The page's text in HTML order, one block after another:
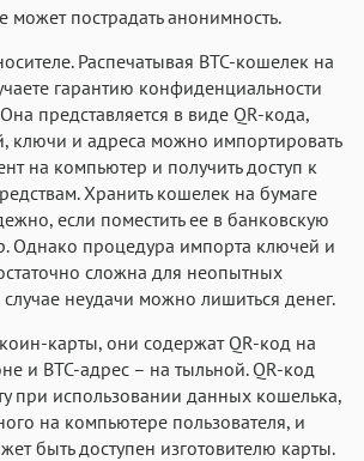
может пострадать анонимность.
Распечатывая BTC-кошелек на
гарантию конфиденциальности
представляется в виде QR-кода,
ключи и адреса можно импортировать
на компьютер и получить доступ к
Хранить кошелек на бумаге
если поместить ее в банковскую
Однако процедура импорта ключей и
сложна для неопытных
случае неудачи можно лишиться денег.
карты, они содержат QR-код на
и BTC-адрес – на тыльной. QR-код
при использовании данных кошелька,
на компьютере пользователя, и
быть доступен изготовителю карты.